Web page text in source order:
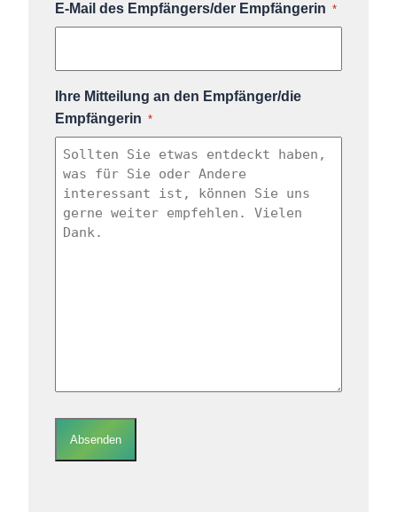
E-Mail des Empfängers/der Empfängerin *
Ihre Mitteilung an den Empfänger/die
Empfängerin *
Absenden